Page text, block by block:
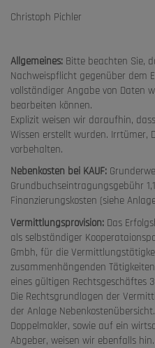
Christoph Pichler
Allgemeines: Bitte beachten Sie,
Nachweispflicht gegenüber dem
vollständiger Angabe von Daten
bearbeiten können.
Explizit weisen wir daraufhin,
Wissen erstellt wurden. Irrtümer,
vorbehalten.
Nebenkosten bei KAUF:
Grundbuchseintragungsgebühr
Finanzierungskosten (siehe
Vermittlungsprovision: Das
als selbständiger
Gmbh, für die
zusammenhängenden
eines gültigen Rechtsgeschäftes
Die Rechtsgrundlagen der
der Anlage
Doppelmakler, sowie auf ein
Abgeber, weisen wir ebenfalls hin.